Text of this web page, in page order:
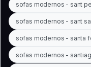
sofas modernos - sant
sofas modernos - sant
sofas modernos - santa
sofas modernos -